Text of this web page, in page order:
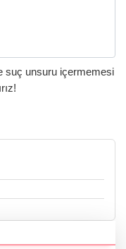
suç unsuru içermemesi